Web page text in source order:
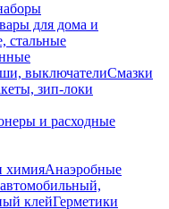
для дома и
стальные
выключателиСмазки
зип-локи
и расходные
химияАнаэробные
клейГерметики